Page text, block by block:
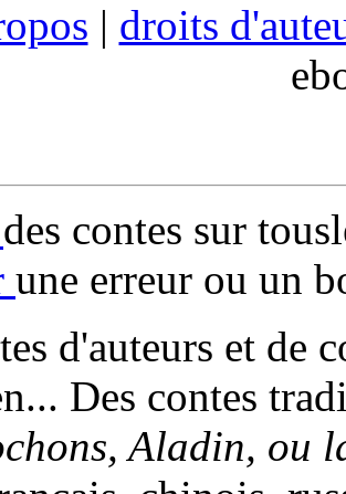
| droits
des contes sur
une erreur ou un
d'auteurs et de
Des contes
Aladin, ou